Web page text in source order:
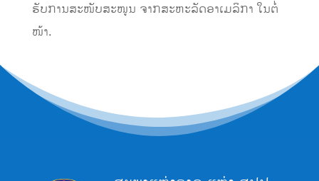
ຮັບການສະໜັບສະໜູນ ຈາກສະຫະລັດອາເມລິກາ ໃນຕໍ່
ໜ້າ.